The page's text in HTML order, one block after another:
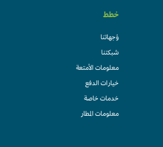
خطط
وُجهاتنا
شبكتنا
معلومات الأمتعة
خيارات الدفع
خدمات خاصة
معلومات المطار